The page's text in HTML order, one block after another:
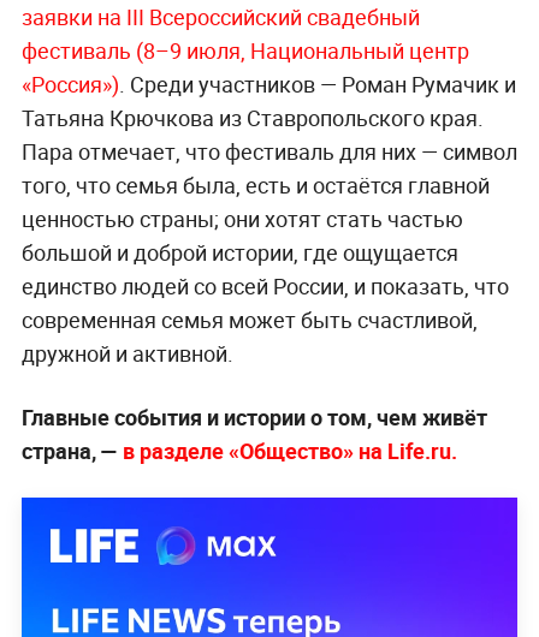
заявки на III Всероссийский свадебный
фестиваль (8–9 июля, Национальный центр
«Россия»). Среди участников — Роман Румачик и
Татьяна Крючкова из Ставропольского края.
Пара отмечает, что фестиваль для них — символ
того, что семья была, есть и остаётся главной
ценностью страны; они хотят стать частью
большой и доброй истории, где ощущается
единство людей со всей России, и показать, что
современная семья может быть счастливой,
дружной и активной.
Главные события и истории о том, чем живёт
страна, — в разделе «Общество» на Life.ru.